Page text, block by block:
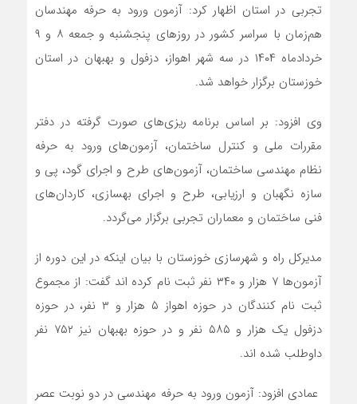
تجربی در استان اظهار کرد: آزمون ورود به حرفه مهندسان
هم‌زمان با سراسر کشور در روزهای پنجشنبه و جمعه ۸ و ۹
خردادماه ۱۴۰۴ در سه شهر اهواز، دزفول و بهبهان در استان
خوزستان برگزار خواهد شد.
وی افزود: بر اساس برنامه ریزی‌های صورت گرفته در دفتر
مقررات ملی و کنترل ساختمان، آزمون‌های ورود به حرفه
نظام مهندسی ساختمان، آزمون‌های طرح و اجرای گود، پی و
سازه نگهبان و ارزیابی، طرح و اجرای بهسازی، کاردان‌های
فنی ساختمان و معماران تجربی برگزار می‌گردد.
مدیرکل راه و شهرسازی خوزستان با بیان اینکه در این دوره از
آزمون‌ها ۷ هزار و ۳۴۰ نفر ثبت نام کرده اند گفت: از مجموع
ثبت نام کنندگان در حوزه اهواز ۵ هزار و ۳ نفر، در حوزه
دزفول یک هزار و ۵۸۵ نفر و در حوزه بهبهان نیز ۷۵۲ نفر
داوطلب شده اند.
عمادی افزود: آزمون ورود به حرفه مهندسی در دو نوبت عصر